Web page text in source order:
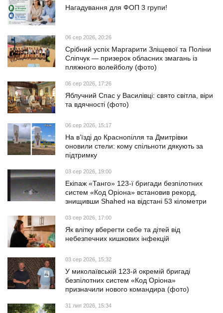
Нагадування для ФОП 3 групи!
06 сер 2026, 20:26
Срібний успіх Маргарити Зліщевої та Поліни
Сліпчук — призерок обласних змагань із
пляжного волейболу (фото)
06 сер 2026, 17:26
Яблучний Спас у Василівці: свято світла, віри
та вдячності (фото)
06 сер 2026, 15:17
На в’їзді до Краснопілля та Дмитрівки
оновили стели: кому спільноти дякують за
підтримку
03 сер 2026, 19:00
Екіпаж «Танго» 123-ї бригади безпілотних
систем «Код Оріона» встановив рекорд,
знищивши Shahed на відстані 53 кілометри
03 сер 2026, 17:00
Як влітку вберегти себе та дітей від
небезпечних кишкових інфекцій
03 сер 2026, 15:32
У миколаївській 123-й окремій бригаді
безпілотних систем «Код Оріона»
призначили нового командира (фото)
31 лип 2026, 15:34